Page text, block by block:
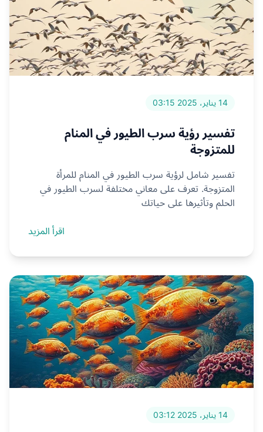
14 يناير، 2025 03:15
تفسير رؤية سرب الطيور في المنام
للمتزوجة
تفسير شامل لرؤية سرب الطيور في المنام للمرأة
المتزوجة. تعرف على معاني مختلفة لسرب الطيور في
الحلم وتأثيرها على حياتك
اقرأ المزيد
14 يناير، 2025 03:12